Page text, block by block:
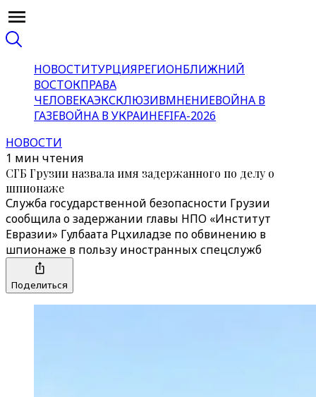
НОВОСТИТУРЦИЯРЕГИОНБЛИЖНИЙ
ВОСТОКПРАВА
ЧЕЛОВЕКАЭКСКЛЮЗИВМНЕНИЕВОЙНА В
ГАЗЕВОЙНА В УКРАИНЕFIFA-2026
НОВОСТИ
1 мин чтения
СГБ Грузии назвала имя задержанного по делу о
шпионаже
Служба государственной безопасности Грузии
сообщила о задержании главы НПО «Институт
Евразии» Гулбаата Рцхиладзе по обвинению в
шпионаже в пользу иностранных спецслужб
Поделиться